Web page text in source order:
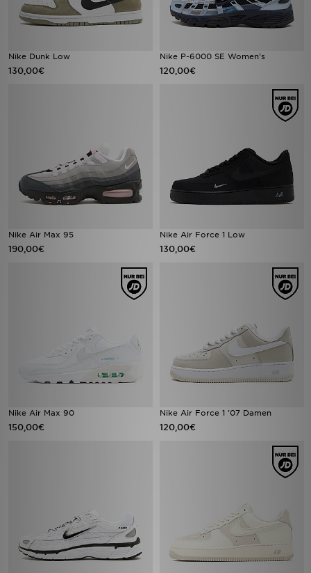
Nike Dunk Low
130,00€
Nike P-6000 SE Women's
120,00€
Nike Air Max 95
190,00€
Nike Air Force 1 Low
130,00€
Nike Air Max 90
150,00€
Nike Air Force 1 '07 Damen
120,00€